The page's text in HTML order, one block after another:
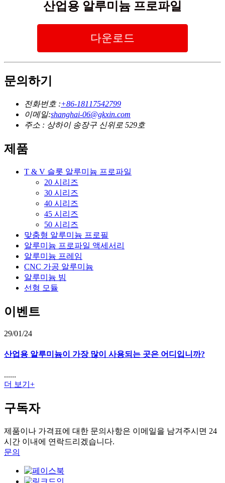
산업용 알루미늄 프로파일
다운로드
문의하기
전화번호 :+86-18117542799
이메일:shanghai-06@gkxin.com
주소 : 상하이 송장구 신위로 529호
제품
T & V 슬롯 알루미늄 프로파일
20 시리즈
30 시리즈
40 시리즈
45 시리즈
50 시리즈
맞춤형 알루미늄 프로필
알루미늄 프로파일 액세서리
알루미늄 프레임
CNC 가공 알루미늄
알루미늄 빔
선형 모듈
이벤트
29/01/24
산업용 알루미늄이 가장 많이 사용되는 곳은 어디입니까?
......
더 보기+
구독자
제품이나 가격표에 대한 문의사항은 이메일을 남겨주시면 24
시간 이내에 연락드리겠습니다.
문의